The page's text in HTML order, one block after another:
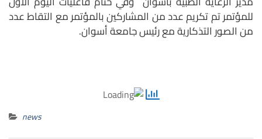
للمؤتمر تم تكريم عدد من المشاركين بالمؤتمر مع التقاط عدد
من الصور التذكارية مع رئيس جامعة أسوان.
news